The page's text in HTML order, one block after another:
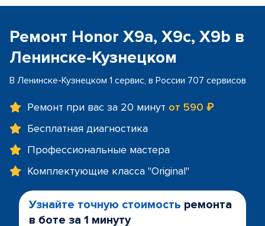
Ремонт Honor X9a, X9c, X9b в
Ленинске-Кузнецком
В Ленинске-Кузнецком 1 сервис, в России 707 сервисов
Ремонт при вас за 20 минут от 590 ₽
Бесплатная диагностика
Профессиональные мастера
Комплектующие класса "Original"
Узнайте точную стоимость ремонта
в боте за 1 минуту